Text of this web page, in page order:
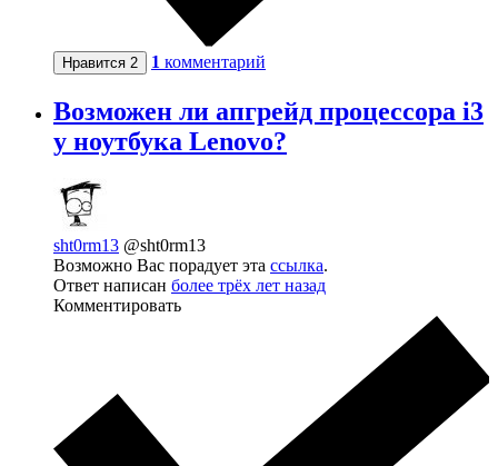
Нравится 2 1 комментарий
Возможен ли апгрейд процессора i3
у ноутбука Lenovo?
sht0rm13 @sht0rm13
Возможно Вас порадует эта ссылка.
Ответ написан более трёх лет назад
Комментировать